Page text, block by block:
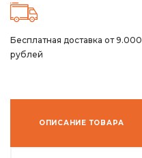
Бесплатная доставка от 9.000
рублей
ОПИСАНИЕ ТОВАРА